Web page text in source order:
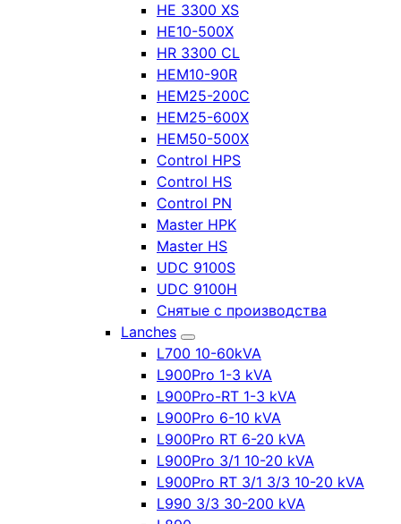
HE 3300 XS
HE10-500X
HR 3300 CL
HEM10-90R
HEM25-200C
HEM25-600X
HEM50-500X
Control HPS
Control HS
Control PN
Master HPK
Master HS
UDC 9100S
UDC 9100H
Снятые с производства
Lanches
L700 10-60kVA
L900Pro 1-3 kVA
L900Pro-RT 1-3 kVA
L900Pro 6-10 kVA
L900Pro RT 6-20 kVA
L900Pro 3/1 10-20 kVA
L900Pro RT 3/1 3/3 10-20 kVA
L990 3/3 30-200 kVA